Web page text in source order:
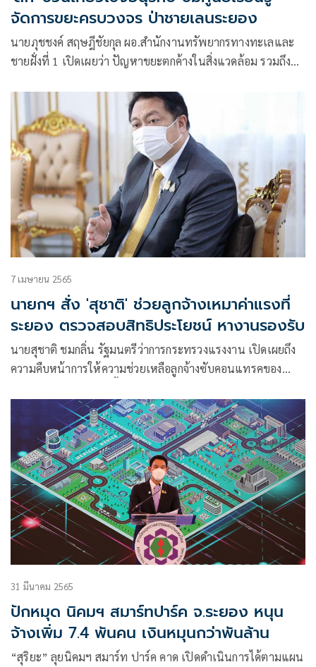
จัดการขยะครบวงจร ป่าชายเลนระยอง
นายภุชชงค์ สฤษฎีชัยกุล ผอ.สํานักงานทรัพยากรทางทะเลและ
ชายฝั่งที่ 1 เปิดเผยว่า ปัญหาขยะตกค้างในสิ่งแวดล้อม รวมถึง
ให้ความสำคัญและพยายามบูรณาการร่วมกันเพื่อการจัดการอย่าง
เป็นระบบและครบวงจร
7 เมษายน 2565
นายกฯ สั่ง 'สุชาติ' ช่วยลูกจ้างเหมาค่าแรงที่
ระยอง ตรวจสอบสิทธิประโยชน์ หางานรองรับ
นายสุชาติ ชมกลิ่น รัฐมนตรีว่าการกระทรวงแรงงาน เปิดเผยถึง
ความคืบหน้าการให้ความช่วยเหลือลูกจ้างซับคอนแทรคของ
จันทร์โอชา นายกรัฐมนตรีและรัฐมนตรีว่าการกระทรวงกลาโหม
ได้ติดตามสถานการณ์และห่วงใยพี่น้องผู้ใช้แรงงานจากกรณีดัง
กล่าว
31 มีนาคม 2565
ปักหมุด นิคมฯ สมาร์ทปาร์ค จ.ระยอง หนุน
จ้างเพิ่ม 7.4 พันคน เงินหมุนกว่าพันล้าน
“สุริยะ” ลุยนิคมฯ สมาร์ท ปาร์ค คาด เปิดดำเนินการได้ตามแผน